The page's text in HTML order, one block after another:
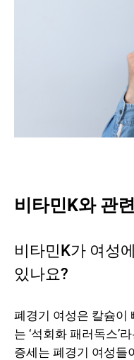
비타민K와 관
비타민K가 여성
있나요?
폐경기 여성은 칼슘이
는 ‘석회화 패러독스’
증세는 폐경기 여성들